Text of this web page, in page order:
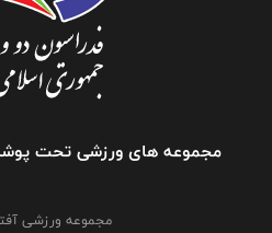
مجموعه های ورزشی تحت
مجموعه ورزشی